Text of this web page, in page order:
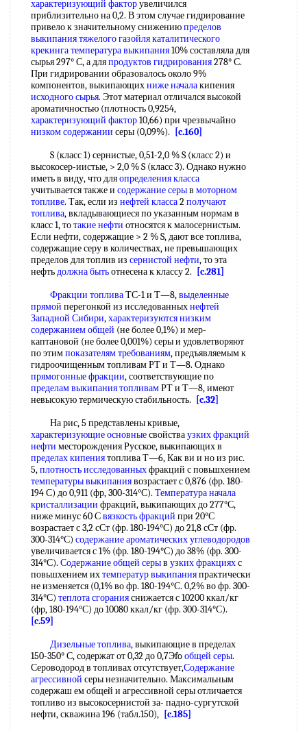
характеризующий факторувеличился
приблизительно на 0,2. В этом случае гидрирование
привело к значительному снижениюпределов
выкипаниятяжелого газойля каталитического
крекингатемпература выкипания10% составляла для
сырья 297° С, а дляпродуктов гидрирования278° С.
При гидрировании образовалось около 9%
компонентов, выкипающихниже началакипения
исходного сырья. Этот материал отличался высокой
ароматичностью (плотность 0,9254,
характеризующий фактор10,66) при чрезвычайно
низком содержании серы (0,09%).
[c.160]
S (класс 1) сернистые, 0,51-2,0 % S (класс 2) и
высокосер-иистые, > 2,0 % S (класс 3). Однако нужно
иметь в виду, что дляопределения класса
учитывается также и содержание серыв моторном
топливе. Так, если из нефтей класса2получают
топлива, вкладывающиеся по указанным нормам в
класс 1, тотакие нефти относятся к малосернистым.
Если нефти, содержащие > 2 % S, дают все топлива,
содержащие серу в количествах, не превышающих
пределов для топлив из сернистой нефти, то эта
нефтьдолжна бытьотнесена к классу 2.
[c.281]
Фракции топливаТС-1 и Т—8,выделенные
прямой перегонкой из исследованныхнефтей
Западной Сибири,характеризуются низким
содержанием общей (не более 0,1%) и мер-
каптановой (не более 0,001%) серы и удовлетворяют
по этимпоказателям требованиям, предъявляемым к
гидроочищенным топливам РТ и Т—8. Однако
прямогонные фракции, соответствующие по
пределам выкипания топливамРТ и Т—8, имеют
невысокую термическую стабильность.
[c.32]
На рис, 5 представлены кривые,
характеризующие основныесвойстваузких фракций
нефти месторождения Русское, выкипающих в
пределах кипениятоплива Т—6, Как ви и но из рис.
5,плотность исследованныхфракций с повьшхением
температуры выкипаниявозрастает с 0,876 (фр. 180-
194 С) до 0,911 (фр, 300-314°С). Температура начала
кристаллизации фракций, выкипающих до 277°С,
ниже минус 60 Связкость фракций при 20°С
возрастает с 3,2 сСт (фр. 180-194°С) до 21,8 сСт (фр.
300-314°С) содержание ароматических углеводородов
увеличивается с 1% (фр. 180-194°С) до 38% (фр. 300-
314°С). Содержание общей серыв узких фракцияхс
повьшхением ихтемператур выкипанияпрактически
не изменяется (0,1% во фр. 180-194°С. 0,2% во фр. 300-
314°С) теплота сгоранияснижается с 10200 ккал/кг
(фр, 180-194°С) до 10080 ккал/кг (фр. 300-314°С).
[c.59]
Дизельные топлива, выкипающие в пределах
150-350° С, содержат от 0,32 до 0,7Эfoобщей серы.
Сероводород в топливах отсутствует,Содержание
агрессивной серы незначительно. Максимальным
содержаш ем общей и агрессивной серы отличается
топливо из высокосернистой за- падно-сургутской
нефти, скважина 196 (табл.150), [c.185]